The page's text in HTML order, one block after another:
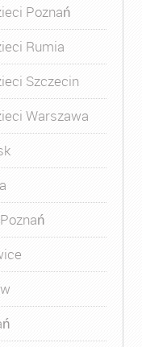
Poznań
Rumia
Szczecin
Warszawa